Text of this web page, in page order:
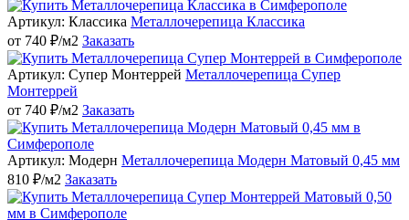
Артикул: Классика Металлочерепица Классика
от 740 ₽/м2 Заказать
Артикул: Супер Монтеррей Металлочерепица Супер
Монтеррей
от 740 ₽/м2 Заказать
Артикул: Модерн Металлочерепица Модерн Матовый 0,45 мм
810 ₽/м2 Заказать